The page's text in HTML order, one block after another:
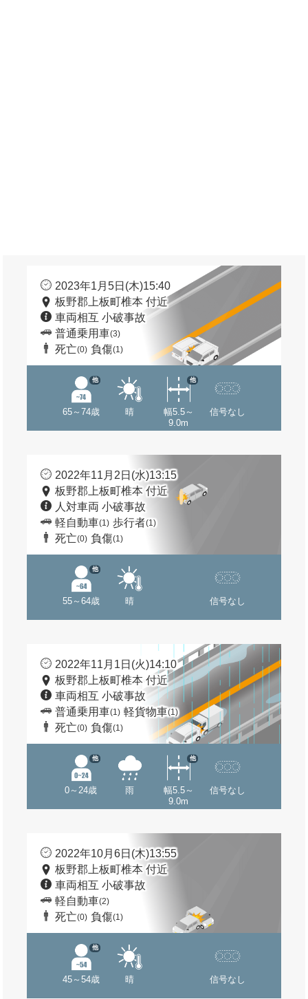
2023年1月5日(木)15:40
板野郡上板町椎本 付近
車両相互 小破事故
普通乗用車(3)
死亡(0) 負傷(1)
65～74歳
他
晴
幅5.5～
9.0m
他
信号なし
2022年11月2日(水)13:15
板野郡上板町椎本 付近
人対車両 小破事故
軽自動車(1) 歩行者(1)
死亡(0) 負傷(1)
55～64歳
他
晴 信号なし
2022年11月1日(火)14:10
板野郡上板町椎本 付近
車両相互 小破事故
普通乗用車(1) 軽貨物車(1)
死亡(0) 負傷(1)
0～24歳
他
雨
幅5.5～
9.0m
他
信号なし
2022年10月6日(木)13:55
板野郡上板町椎本 付近
車両相互 小破事故
軽自動車(2)
死亡(0) 負傷(1)
45～54歳
他
晴 信号なし